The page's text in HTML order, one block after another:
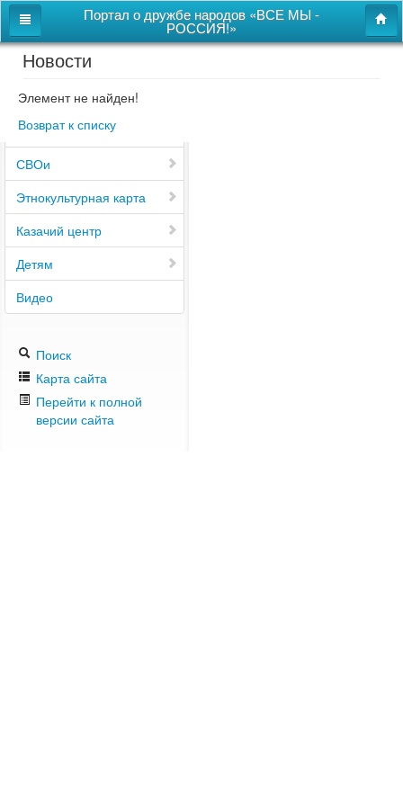
Портал о дружбе народов «ВСЕ МЫ -
РОССИЯ!»
Главная
Дом дружбы народов
Новости
СВОи
Этнокультурная карта
Казачий центр
Детям
Видео
Поиск
Карта сайта
Перейти к полной
версии сайта
Новости
Элемент не найден!
Возврат к списку